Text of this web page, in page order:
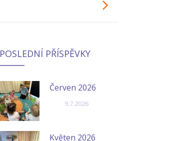
POSLEDNÍ PŘÍSPĚVKY
Červen 2026
9.7.2026
Květen 2026